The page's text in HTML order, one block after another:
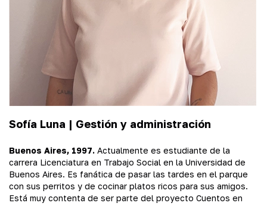
Sofía Luna | Gestión y administración
Buenos Aires, 1997. Actualmente es estudiante de la
carrera Licenciatura en Trabajo Social en la Universidad de
Buenos Aires. Es fanática de pasar las tardes en el parque
con sus perritos y de cocinar platos ricos para sus amigos.
Está muy contenta de ser parte del proyecto Cuentos en